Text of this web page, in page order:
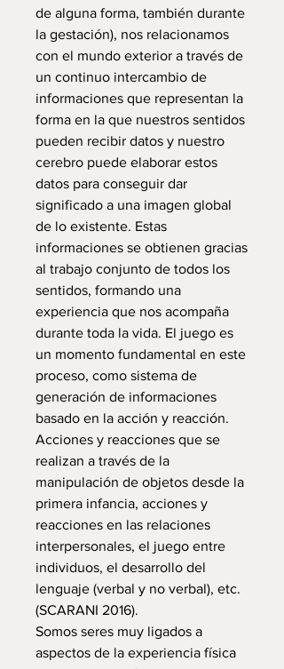
de alguna forma, también durante
la gestación), nos relacionamos
con el mundo exterior a través de
un continuo intercambio de
informaciones que representan la
forma en la que nuestros sentidos
pueden recibir datos y nuestro
cerebro puede elaborar estos
datos para conseguir dar
significado a una imagen global
de lo existente. Estas
informaciones se obtienen gracias
al trabajo conjunto de todos los
sentidos, formando una
experiencia que nos acompaña
durante toda la vida. El juego es
un momento fundamental en este
proceso, como sistema de
generación de informaciones
basado en la acción y reacción.
Acciones y reacciones que se
realizan a través de la
manipulación de objetos desde la
primera infancia, acciones y
reacciones en las relaciones
interpersonales, el juego entre
individuos, el desarrollo del
lenguaje (verbal y no verbal), etc.
(SCARANI 2016).
Somos seres muy ligados a
aspectos de la experiencia física